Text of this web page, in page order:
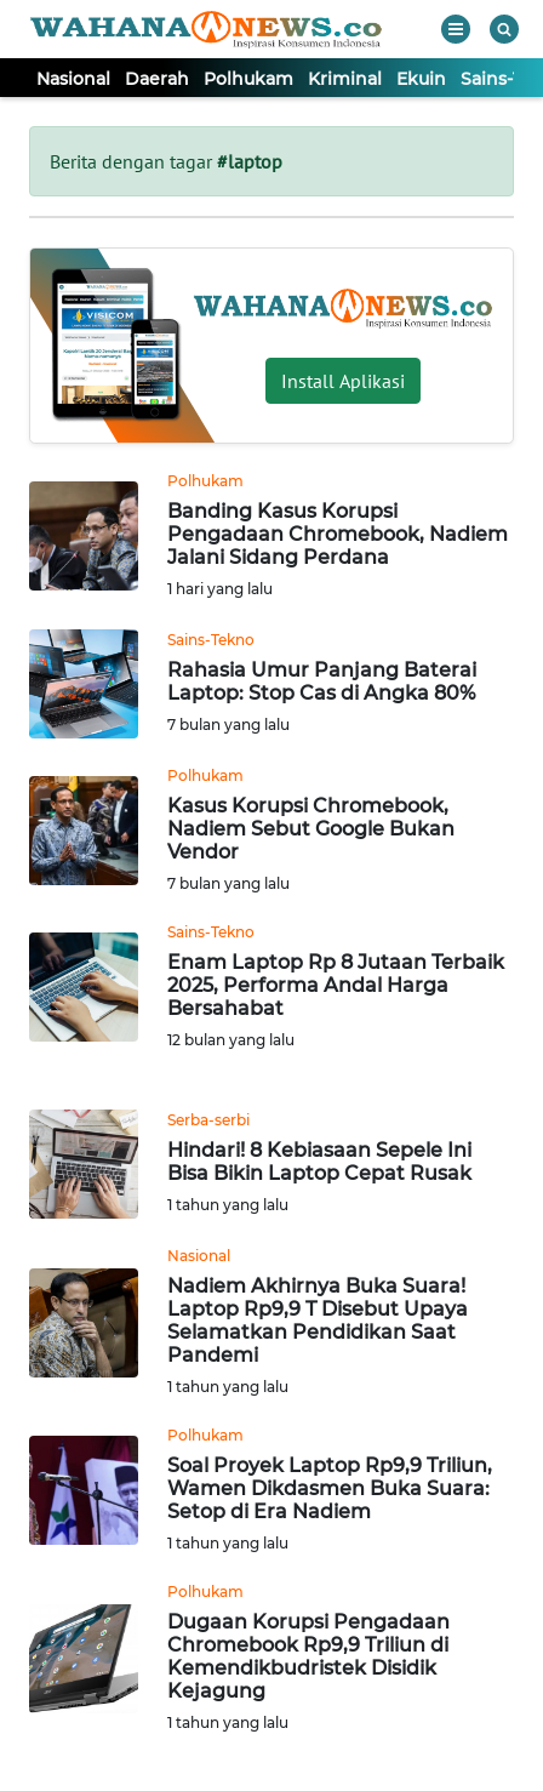
Nasional Daerah Polhukam Kriminal Ekuin Sains-
Berita dengan tagar#laptop
Install Aplikasi
Polhukam
Banding Kasus Korupsi
Pengadaan Chromebook, Nadiem
Jalani Sidang Perdana
1 hari yang lalu
Sains-Tekno
Rahasia Umur Panjang Baterai
Laptop: Stop Cas di Angka 80%
7 bulan yang lalu
Polhukam
Kasus Korupsi Chromebook,
Nadiem Sebut Google Bukan
Vendor
7 bulan yang lalu
Sains-Tekno
Enam Laptop Rp 8 Jutaan Terbaik
2025, Performa Andal Harga
Bersahabat
12 bulan yang lalu
Serba-serbi
Hindari! 8 Kebiasaan Sepele Ini
Bisa Bikin Laptop Cepat Rusak
1 tahun yang lalu
Nasional
Nadiem Akhirnya Buka Suara!
Laptop Rp9,9 T Disebut Upaya
Selamatkan Pendidikan Saat
Pandemi
1 tahun yang lalu
Polhukam
Soal Proyek Laptop Rp9,9 Triliun,
Wamen Dikdasmen Buka Suara:
Setop di Era Nadiem
1 tahun yang lalu
Polhukam
Dugaan Korupsi Pengadaan
Chromebook Rp9,9 Triliun di
Kemendikbudristek Disidik
Kejagung
1 tahun yang lalu
Tutup
NASIONAL
DAERAH
POLHUKAM
KRIMINAL
EKUIN
SAINS-TEKNO
KESEHATAN
INTERNASIONAL
PENDIDIKAN
OPINI
EDITORIAL
INDEKS
BERITA
KAMI
INFO
IKLAN
KAMI
PEDOMAN
MEDIA
REDAKSI
KARIR